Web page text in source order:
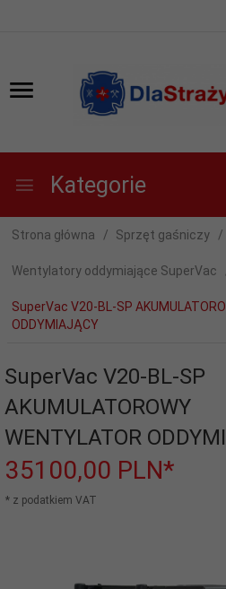
Kategorie
Strona główna Sprzęt gaśniczy
Wentylatory oddymiające SuperVac
SuperVac V20-BL-SP
ODDYMIAJĄCY
SuperVac V20-BL-SP
AKUMULATOROWY
WENTYLATOR
35100,00 PLN*
* z podatkiem VAT